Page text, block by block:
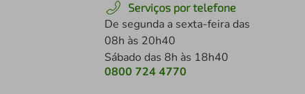
Serviços por telefone
De segunda a sexta-feira das
08h às 20h40
Sábado das 8h às 18h40
0800 724 4770